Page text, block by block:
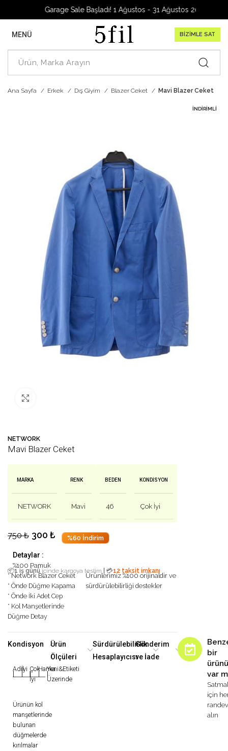
Garage Sale Başladı! 1 Ağustos - 31 Ağustos 2026
MENÜ BİZİMLE SAT
Ana Sayfa Erkek Dış Giyim Blazer Ceket Mavi Blazer Ceket
İNDIRIMLI
NETWORK
Mavi Blazer Ceket
MARKA
NETWORK
RENK
Mavi
BEDEN
46
KONDISYON
Çok İyi
750₺ 300 ₺ %60 İndirim
Detaylar :
%100 Pamuk
📦1 iş günü içinde kargoya teslim 💳12 taksit imkanı
* Network Blazer Ceket
* Önde Düğme Kapama
* Önde İki Adet Cep
* Kol Manşetlerinde
Düğme Detay
Ürünlerimiz %100 orijinaldir ve
sürdürülebilirliği destekler
Kondisyon
Adilİyi
|
Çok
İyi
Harika
|
Yeni&Etiketi
Üzerinde
Ürünün kol
manşetlerinde
bulunan
düğmelerde
kırılmalar
Ürün
Ölçüleri
Sürdürülebilirlik
Hesaplayıcısı
Gönderim
ve İade
bir
var
için
alın